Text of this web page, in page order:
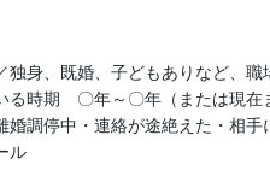
独身、既婚、子どもありなど、
る時期　〇年～〇年（または現在
婚調停中・連絡が途絶えた・相手
ル